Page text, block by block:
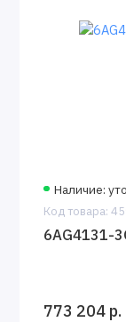
Наличие:
Код товара:
6AG4131-
773 204 р.